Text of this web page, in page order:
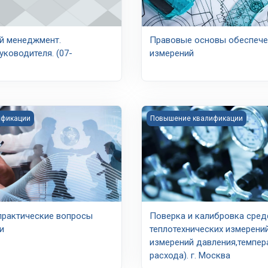
менеджмент.
(07-
Правовые основы
измерений
ИСО серии 9000
практические вопросы стандартизации
вопросы
Course image Поверка и
Повышение квалификации
Поверка и калибровка
теплотехнических
измерений
расхода). г. Москва